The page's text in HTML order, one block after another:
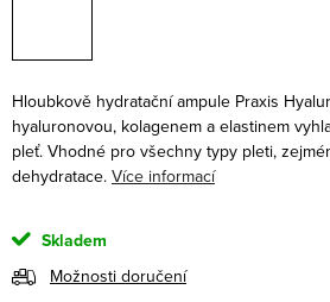
Hloubkově hydratační ampule Praxis
hyaluronovou, kolagenem a elastinem
pleť. Vhodné pro všechny typy pleti,
dehydratace. Více informací
Skladem
Možnosti doručení